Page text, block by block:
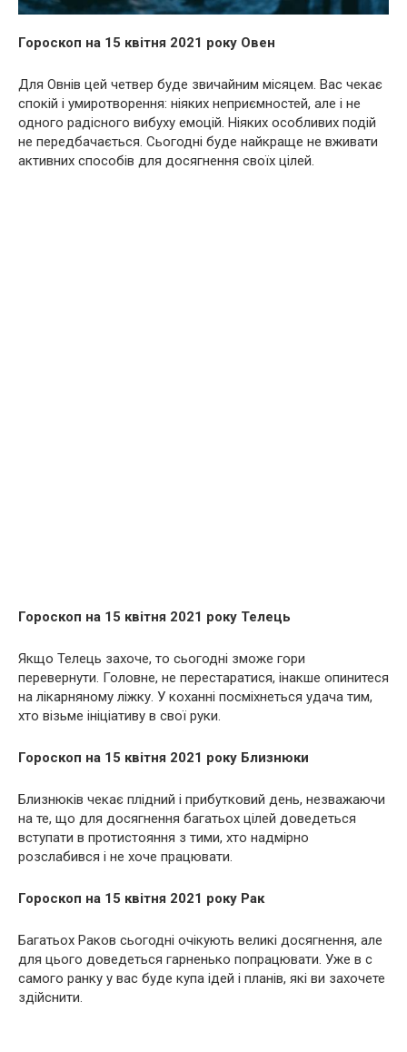
Гороскоп на 15 квітня 2021 року Овен
Для Овнів цей четвер буде звичайним місяцем. Вас чекає
спокій і умиротворення: ніяких неприємностей, але і не
одного радісного вибуху емоцій. Ніяких особливих подій
не передбачається. Сьогодні буде найкраще не вживати
активних способів для досягнення своїх цілей.
Гороскоп на 15 квітня 2021 року Телець
Якщо Телець захоче, то сьогодні зможе гори
перевернути. Головне, не перестаратися, інакше опинитеся
на лікарняному ліжку. У коханні посміхнеться удача тим,
хто візьме ініціативу в свої руки.
Гороскоп на 15 квітня 2021 року Близнюки
Близнюків чекає плідний і прибутковий день, незважаючи
на те, що для досягнення багатьох цілей доведеться
вступати в протистояння з тими, хто надмірно
розслабився і не хоче працювати.
Гороскоп на 15 квітня 2021 року Рак
Багатьох Раков сьогодні очікують великі досягнення, але
для цього доведеться гарненько попрацювати. Уже в с
самого ранку у вас буде купа ідей і планів, які ви захочете
здійснити.